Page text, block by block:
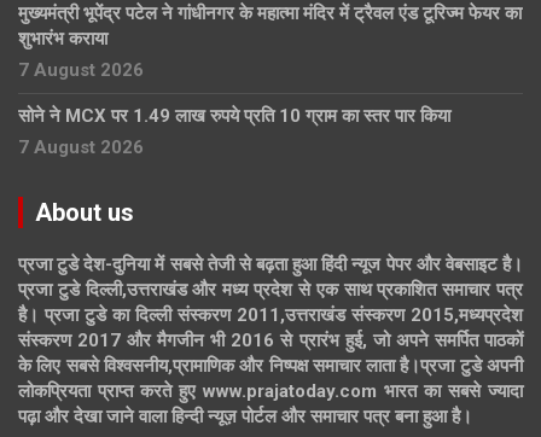
मुख्यमंत्री भूपेंद्र पटेल ने गांधीनगर के महात्मा मंदिर में ट्रैवल एंड टूरिज्म फेयर का
शुभारंभ कराया
7 August 2026
सोने ने MCX पर 1.49 लाख रुपये प्रति 10 ग्राम का स्तर पार किया
7 August 2026
About us
प्रजा टुडे देश-दुनिया में सबसे तेजी से बढ़ता हुआ हिंदी न्यूज पेपर और वेबसाइट है।
प्रजा टुडे दिल्ली,उत्तराखंड और मध्य प्रदेश से एक साथ प्रकाशित समाचार पत्र
है। प्रजा टुडे का दिल्ली संस्करण 2011,उत्तराखंड संस्करण 2015,मध्यप्रदेश
संस्करण 2017 और मैगजीन भी 2016 से प्रारंभ हुई, जो अपने समर्पित पाठकों
के लिए सबसे विश्वसनीय,प्रामाणिक और निष्पक्ष समाचार लाता है।प्रजा टुडे अपनी
लोकप्रियता प्राप्त करते हुए www.prajatoday.com भारत का सबसे ज्यादा
पढ़ा और देखा जाने वाला हिन्दी न्यूज़ पोर्टल और समाचार पत्र बना हुआ है।